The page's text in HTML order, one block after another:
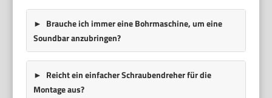
Brauche ich immer eine Bohrmaschine, um eine
Soundbar anzubringen?
Reicht ein einfacher Schraubendreher für die
Montage aus?